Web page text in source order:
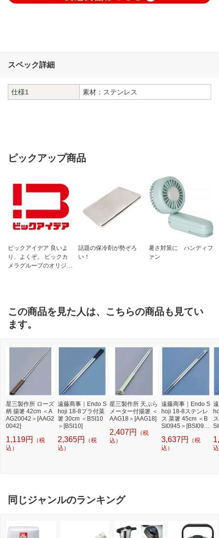
スペック詳細
仕様1 素材：ステンレス
ピックアップ商品
ビックアイデア 良いよ
り、よくぞ。 ビックカ
メラグループのオリジナ
話題の保冷剤が勢ぞろ
い！
暑さ対策に ハンディフ
ァン
この商品を見た人は、こちらの商品も見てい
ます。
星三製作所 ローズ
柄 揚箸 42cm ＜A
AG20042＞[AAG2
0042]
1,119円
（税
込）
遠藤商事｜Endo S
hoji 18-8プラ付菜
箸 30cm ＜BSI10
＞[BSI10]
2,365円
（税
込）
星三製作所 天ぷら
メーター付揚箸 ＜
AAG18＞[AAG18]
2,407円
（税
込）
遠藤商事｜Endo S
hoji 18-8ステンレ
ス 菜箸 45cm ＜B
SI0945＞[BSI094
3,637円
（税
込）
同じジャンルのランキング